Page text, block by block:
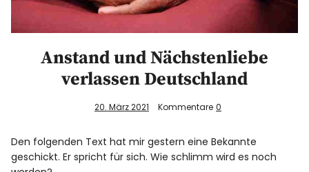
FEEL-Konzept
FEELution
Auswandern
Newsletter
Anstand und Nächstenliebe
verlassen Deutschland
20. März 2021 Kommentare 0
Den folgenden Text hat mir gestern eine Bekannte
geschickt. Er spricht für sich. Wie schlimm wird es noch